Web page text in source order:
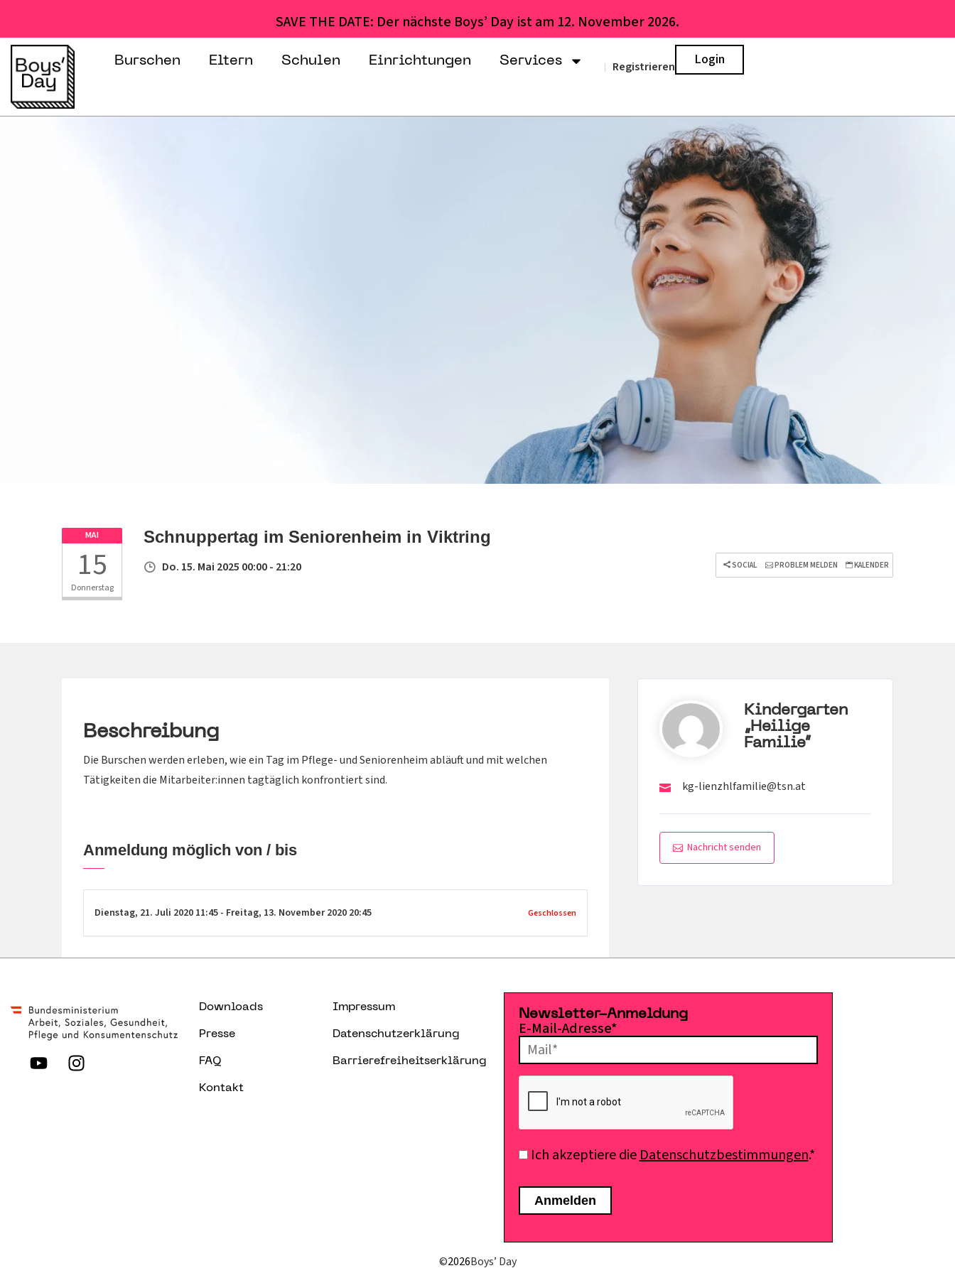
SAVE THE DATE: Der nächste Boys’ Day ist am 12. November 2026.
Burschen Eltern Schulen Einrichtungen Services | Registrieren Login
MAI
15
Donnerstag
Schnuppertag im Seniorenheim in Viktring
Do. 15. Mai 2025 00:00 - 21:20 SOCIAL PROBLEM MELDEN KALENDER
Beschreibung
Die Burschen werden erleben, wie ein Tag im Pflege- und Seniorenheim abläuft und mit welchen
Tätigkeiten die Mitarbeiter:innen tagtäglich konfrontiert sind.
Anmeldung möglich von / bis
Dienstag, 21. Juli 2020 11:45 - Freitag, 13. November 2020 20:45 Geschlossen
Kindergarten
„Heilige
Familie“
kg-lienzhlfamilie@tsn.at
Nachricht senden
Downloads
Presse
FAQ
Kontakt
Impressum
Datenschutzerklärung
Barrierefreiheitserklärung
Newsletter-Anmeldung
E-Mail-Adresse*
Ich akzeptiere dieDatenschutzbestimmungen.*
©2026Boys’ Day